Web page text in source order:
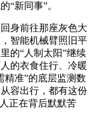
“新同事”。
身前往那座灰色大
智能机械臂照旧平
的“人制太阳”继续
的衣食住行、冷暖
精准”的底层监测数
容出行，都有这份
正在背后默默苦